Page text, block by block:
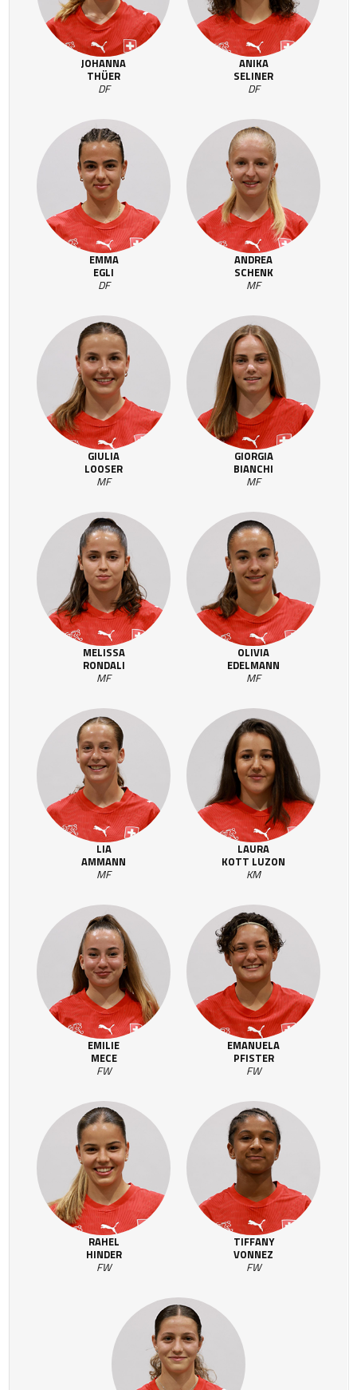
JOHANNA
THÜER
DF
ANIKA
SELINER
DF
EMMA
EGLI
DF
ANDREA
SCHENK
MF
GIULIA
LOOSER
MF
GIORGIA
BIANCHI
MF
MELISSA
RONDALI
MF
OLIVIA
EDELMANN
MF
LIA
AMMANN
MF
LAURA
KOTT LUZON
KM
EMILIE
MECE
FW
EMANUELA
PFISTER
FW
RAHEL
HINDER
FW
TIFFANY
VONNEZ
FW